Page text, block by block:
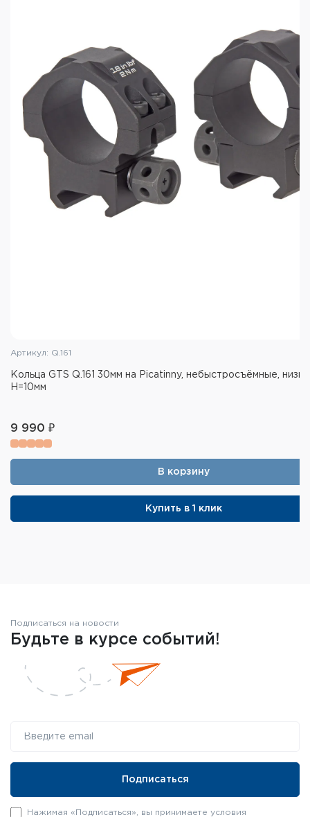
Кольца для быстросъемного кронштейна 26 мм
средние матовые.
Установка: на соответствующие основания
Leupold QR.
Высота колец: 6 мм.
Рекомендуемые для установки объективы: 40 -
45 мм
Комплект поставки: Кольца – 2 шт., винты – 4 шт.,
ключ для монтажа типа Torx.
Артикул: Q.161
Кольца GTS Q.161 30мм на Picatinny, небыстросъёмные,
H=10мм
9 990 ₽
В корзину
Купить в 1 клик
Подписаться на новости
Будьте в курсе событий!
Нажимая «Подписаться», вы принимаете условия